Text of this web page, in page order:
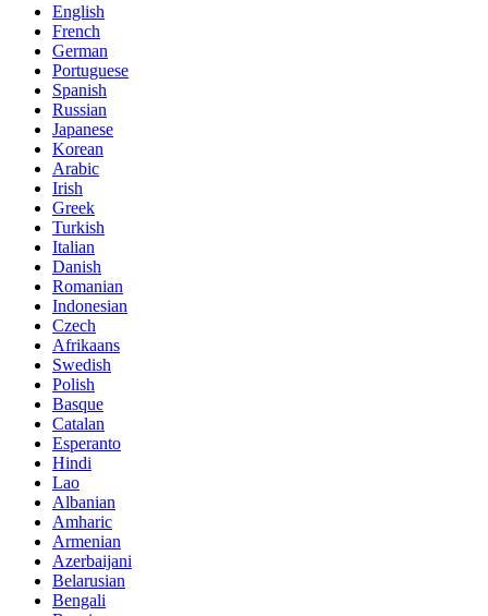
English
French
German
Portuguese
Spanish
Russian
Japanese
Korean
Arabic
Irish
Greek
Turkish
Italian
Danish
Romanian
Indonesian
Czech
Afrikaans
Swedish
Polish
Basque
Catalan
Esperanto
Hindi
Lao
Albanian
Amharic
Armenian
Azerbaijani
Belarusian
Bengali